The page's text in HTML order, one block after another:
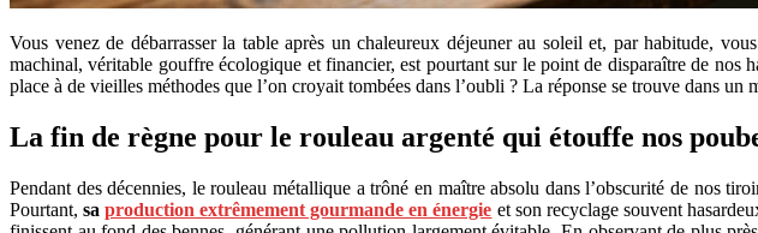
Vous venez de débarrasser la table après un chaleureux déjeuner au soleil et, par habitude,
machinal, véritable gouffre écologique et financier, est pourtant sur le point de disparaître de nos
place à de vieilles méthodes que l’on croyait tombées dans l’oubli ? La réponse se trouve dans
La fin de règne pour le rouleau argenté qui étouffe nos
Pendant des décennies, le rouleau métallique a trôné en maître absolu dans l’obscurité de nos
Pourtant,saproduction extrêmement gourmande en énergie et son recyclage souvent